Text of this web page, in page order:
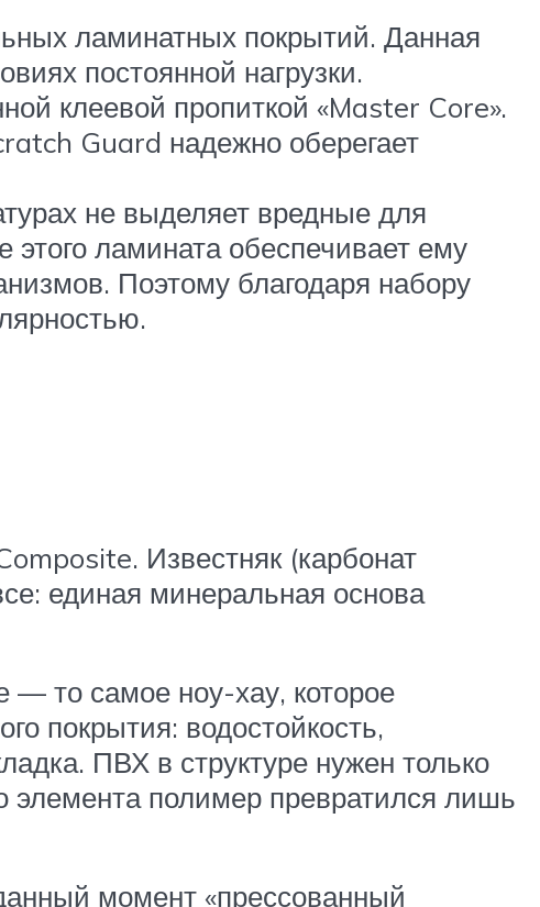
ламинатных покрытий. Данная
постоянной нагрузки.
клеевой пропиткой «Master Core».
Guard надежно оберегает
не выделяет вредные для
этого ламината обеспечивает ему
Поэтому благодаря набору
Известняк (карбонат
единая минеральная основа
— то самое ноу-хау, которое
покрытия: водостойкость,
ПВХ в структуре нужен только
элемента полимер превратился лишь
момент «прессованный